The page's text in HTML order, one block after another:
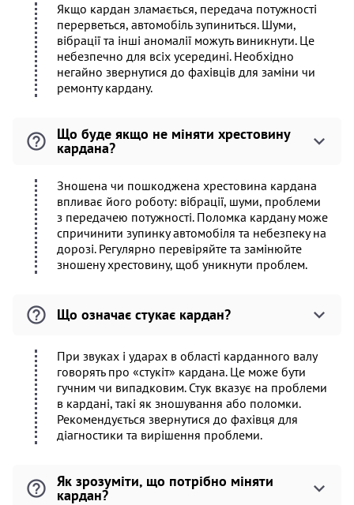
Якщо кардан зламається, передача потужності
перерветься, автомобіль зупиниться. Шуми,
вібрації та інші аномалії можуть виникнути. Це
небезпечно для всіх усередині. Необхідно
негайно звернутися до фахівців для заміни чи
ремонту кардану.
Що буде якщо не міняти хрестовину
кардана?
Зношена чи пошкоджена хрестовина кардана
впливає його роботу: вібрації, шуми, проблеми
з передачею потужності. Поломка кардану може
спричинити зупинку автомобіля та небезпеку на
дорозі. Регулярно перевіряйте та замінюйте
зношену хрестовину, щоб уникнути проблем.
Що означає стукає кардан?
При звуках і ударах в області карданного валу
говорять про «стукіт» кардана. Це може бути
гучним чи випадковим. Стук вказує на проблеми
в кардані, такі як зношування або поломки.
Рекомендується звернутися до фахівця для
діагностики та вирішення проблеми.
Як зрозуміти, що потрібно міняти
кардан?